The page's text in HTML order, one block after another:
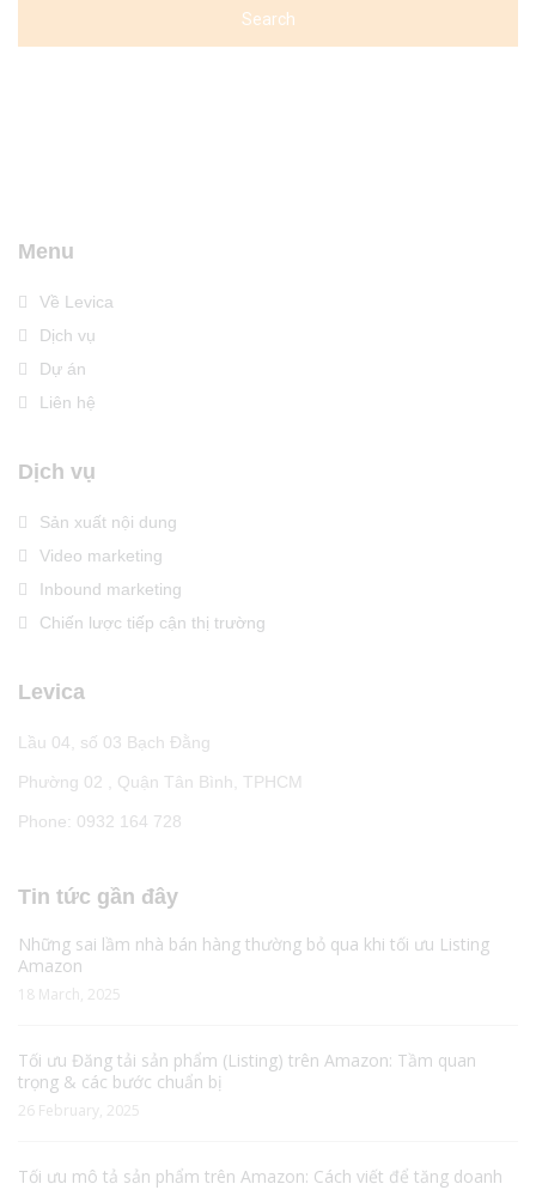
Menu
Về Levica
Dịch vụ
Dự án
Liên hệ
Dịch vụ
Sản xuất nội dung
Video marketing
Inbound marketing
Chiến lược tiếp cận thị trường
Levica
Lầu 04, số 03 Bạch Đằng
Phường 02 , Quận Tân Bình, TPHCM
Phone: 0932 164 728
Tin tức gần đây
Những sai lầm nhà bán hàng thường bỏ qua khi tối ưu Listing
Amazon
18 March, 2025
Tối ưu Đăng tải sản phẩm (Listing) trên Amazon: Tầm quan
trọng & các bước chuẩn bị
26 February, 2025
Tối ưu mô tả sản phẩm trên Amazon: Cách viết để tăng doanh